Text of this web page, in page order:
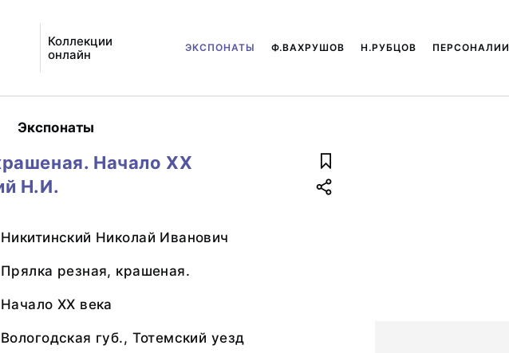
Коллекции
онлайн
ЭКСПОНАТЫ Ф.ВАХРУШОВ Н.РУБЦОВ ПЕРСОНАЛИИ
Экспонаты
Начало XX
Н.И.
Никитинский Николай Иванович
Прялка резная, крашеная.
Начало XX века
Вологодская губ., Тотемский уезд